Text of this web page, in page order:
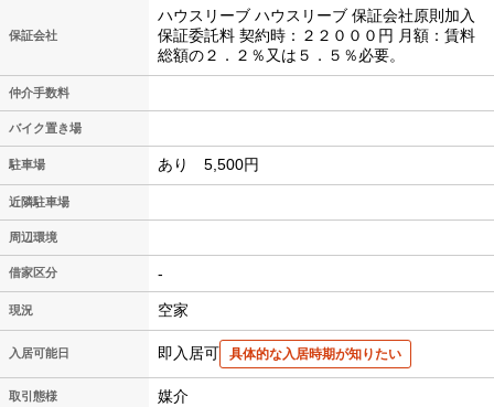
保証会社
ハウスリーブ ハウスリーブ 保証会社原則加入
保証委託料 契約時：２２０００円 月額：賃料
総額の２．２％又は５．５％必要。
仲介手数料
バイク置き場
駐車場 あり 5,500円
近隣駐車場
周辺環境
借家区分 -
現況 空家
入居可能日 即入居可 具体的な入居時期が知りたい
取引態様 媒介